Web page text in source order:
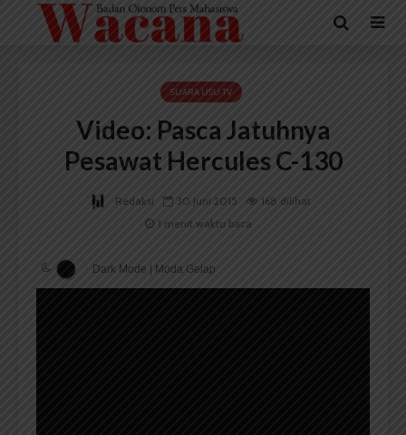
SUARA USU TV
Video: Pasca Jatuhnya
Pesawat Hercules C-130
Redaksi 30 Juni 2015
168 dilihat
1 menit waktu baca
Dark Mode | Moda Gelap